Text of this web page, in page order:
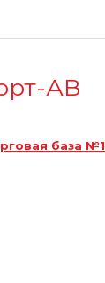
АВ
база №1